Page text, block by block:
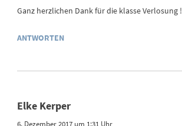
Ganz herzlichen Dank für die klasse Verlosung !
ANTWORTEN
Elke Kerper
6. Dezember 2017 um 1:31 Uhr